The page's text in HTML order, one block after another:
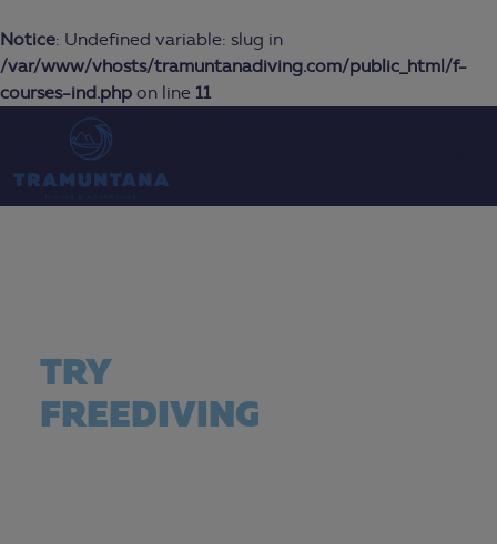
Notice: Undefined variable: slug in
/var/www/vhosts/tramuntanadiving.com/public_html/f-
courses-ind.php on line 11
TRY
FREEDIVING